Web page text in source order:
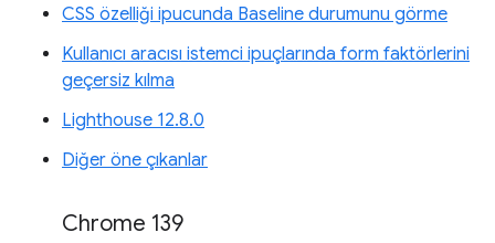
CSS özelliği ipucunda Baseline durumunu görme
Kullanıcı aracısı istemci ipuçlarında form faktörlerini
geçersiz kılma
Lighthouse 12.8.0
Diğer öne çıkanlar
Chrome 139